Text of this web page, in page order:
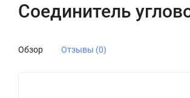
Соединитель
Обзор Отзывы (0)